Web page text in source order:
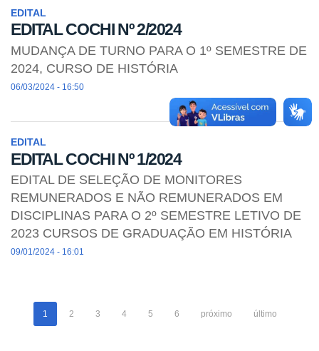
EDITAL
EDITAL COCHI Nº 2/2024
MUDANÇA DE TURNO PARA O 1º SEMESTRE DE
2024, CURSO DE HISTÓRIA
06/03/2024 - 16:50
EDITAL
EDITAL COCHI Nº 1/2024
EDITAL DE SELEÇÃO DE MONITORES
REMUNERADOS E NÃO REMUNERADOS EM
DISCIPLINAS PARA O 2º SEMESTRE LETIVO DE
2023 CURSOS DE GRADUAÇÃO EM HISTÓRIA
09/01/2024 - 16:01
1 2 3 4 5 6 próximo último